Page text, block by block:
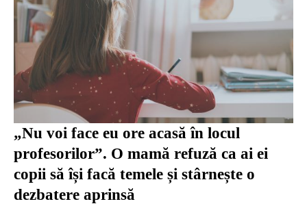
„Nu voi face eu ore acasă în locul
profesorilor”. O mamă refuză ca ai ei
copii să își facă temele și stârnește o
dezbatere aprinsă